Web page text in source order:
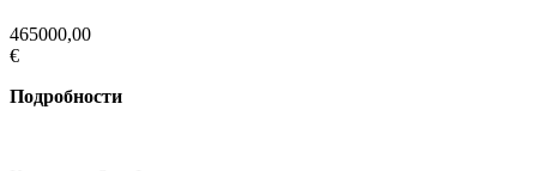
465000,00
€
Подробности